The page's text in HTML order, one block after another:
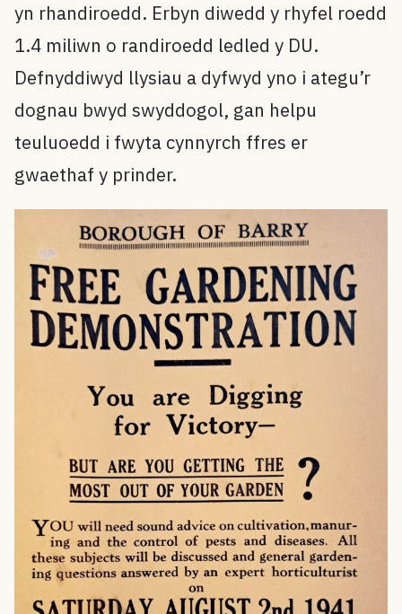
yn rhandiroedd. Erbyn diwedd y rhyfel roedd
1.4 miliwn o randiroedd ledled y DU.
Defnyddiwyd llysiau a dyfwyd yno i ategu’r
dognau bwyd swyddogol, gan helpu
teuluoedd i fwyta cynnyrch ffres er
gwaethaf y prinder.